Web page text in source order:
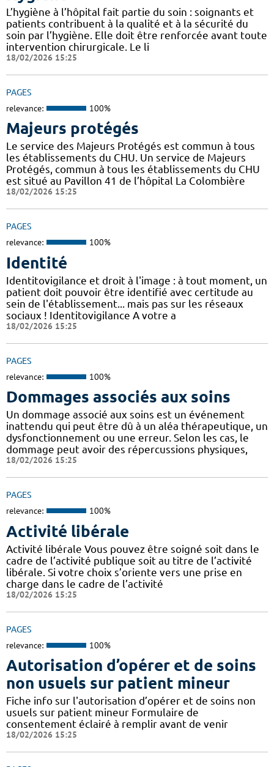
L’hygiène à l’hôpital fait partie du soin : soignants et
patients contribuent à la qualité et à la sécurité du
soin par l’hygiène. Elle doit être renforcée avant toute
intervention chirurgicale. Le li
18/02/2026 15:25
PAGES
relevance: 100%
Majeurs protégés
Le service des Majeurs Protégés est commun à tous
les établissements du CHU. Un service de Majeurs
Protégés, commun à tous les établissements du CHU
est situé au Pavillon 41 de l’hôpital La Colombière
18/02/2026 15:25
PAGES
relevance: 100%
Identité
Identitovigilance et droit à l'image : à tout moment, un
patient doit pouvoir être identifié avec certitude au
sein de l'établissement... mais pas sur les réseaux
sociaux ! Identitovigilance A votre a
18/02/2026 15:25
PAGES
relevance: 100%
Dommages associés aux soins
Un dommage associé aux soins est un événement
inattendu qui peut être dû à un aléa thérapeutique, un
dysfonctionnement ou une erreur. Selon les cas, le
dommage peut avoir des répercussions physiques,
18/02/2026 15:25
PAGES
relevance: 100%
Activité libérale
Activité libérale Vous pouvez être soigné soit dans le
cadre de l’activité publique soit au titre de l’activité
libérale. Si votre choix s’oriente vers une prise en
charge dans le cadre de l’activité
18/02/2026 15:25
PAGES
relevance: 100%
Autorisation d’opérer et de soins
non usuels sur patient mineur
Fiche info sur l'autorisation d’opérer et de soins non
usuels sur patient mineur Formulaire de
consentement éclairé à remplir avant de venir
18/02/2026 15:25